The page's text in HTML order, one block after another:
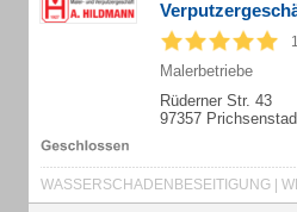
Malerbetriebe
Rüderner Str. 43
97357